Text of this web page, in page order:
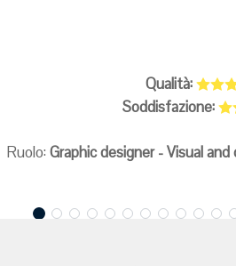
Qualità:
Soddisfazione:
Ruolo: Graphic designer - Visual